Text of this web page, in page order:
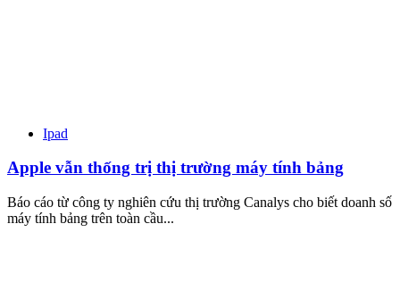
Ipad
Apple vẫn thống trị thị trường máy tính bảng
Báo cáo từ công ty nghiên cứu thị trường Canalys cho biết doanh số
máy tính bảng trên toàn cầu...